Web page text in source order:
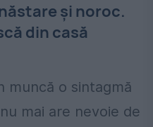
și noroc.
din casă
muncă o sintagmă
mai are nevoie de